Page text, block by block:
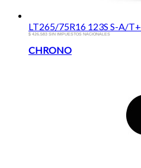
LT265/75R16 123S S-A/T+
$ 426.583 SIN IMPUESTOS NACIONALES
Brands
CHRONO